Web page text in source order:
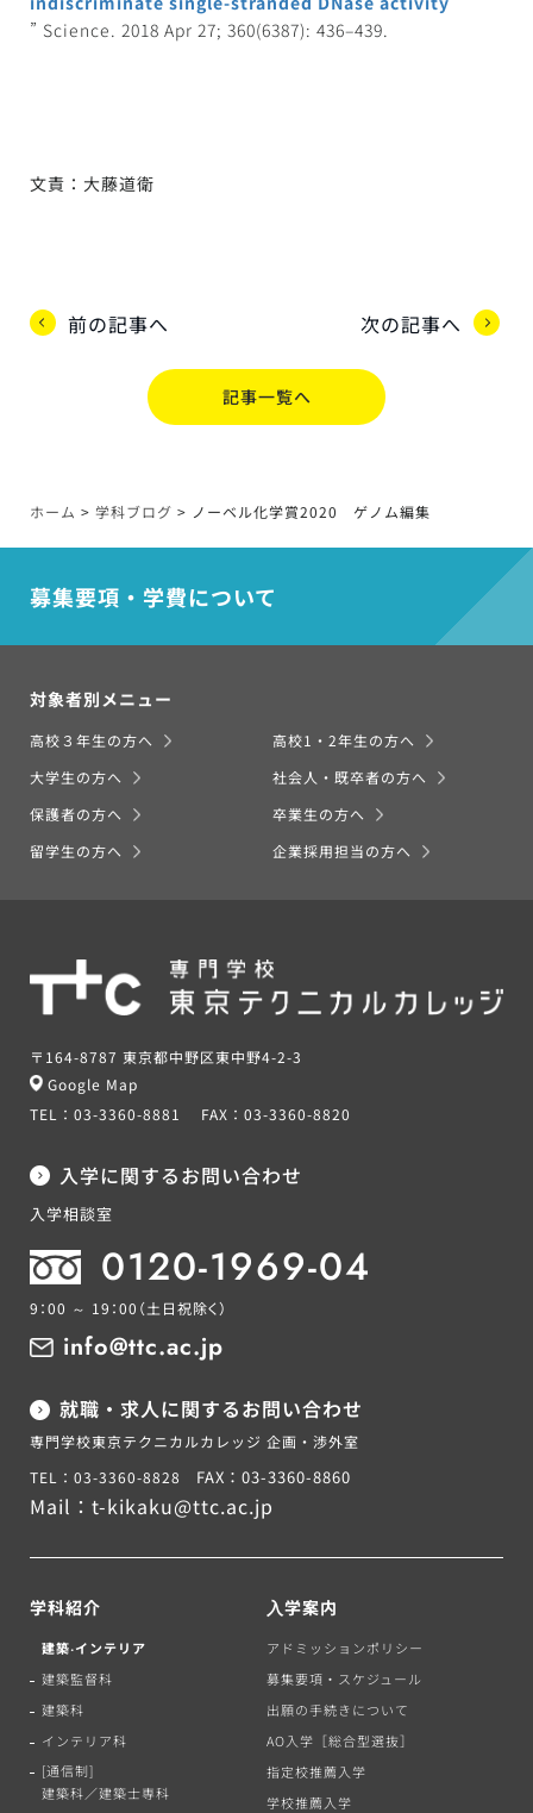
” Science. 2018 Apr 27; 360(6387): 436–439.
文責：大藤道衛
前の記事へ
記事一覧へ
次の記事へ
ホーム > 学科ブログ > ノーベル化学賞2020 ゲノム編集
募集要項・学費について
対象者別メニュー
高校３年生の方へ
高校1・2年生の方へ
大学生の方へ
社会人・既卒者の方へ
保護者の方へ
卒業生の方へ
留学生の方へ
企業採用担当の方へ
〒164-8787 東京都中野区東中野4-2-3
Google Map
TEL： 03-3360-8881 FAX： 03-3360-8820
入学に関するお問い合わせ
入学相談室
0120-1969-04
9：00 ～ 19：00 （土日祝除く）
info@ttc.ac.jp
就職・求人に関するお問い合わせ
専門学校東京テクニカルカレッジ 企画・渉外室
TEL：03-3360-8828
FAX：03-3360-8860
Mail： t-kikaku@ttc.ac.jp
学科紹介
建築‧インテリア
建築監督科
建築科
インテリア科
[通信制]
建築科／建築士専科
⼊学案内
アドミッションポリシー
募集要項・スケジュール
出願の手続きについて
AO入学［総合型選抜］
指定校推薦入学
学校推薦入学